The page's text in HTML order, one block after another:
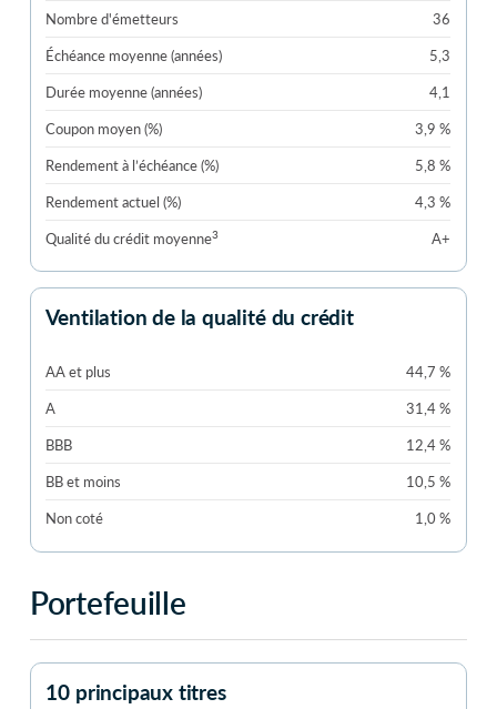
Nombre d'émetteurs
36
Échéance moyenne (années)
5,3
Durée moyenne (années)
4,1
Coupon moyen (%)
3,9 %
Rendement à l’échéance (%)
5,8 %
Rendement actuel (%)
4,3 %
Qualité du crédit moyenne3 A+
Ventilation de la qualité du crédit
AA et plus
44,7 %
A
31,4 %
BBB
12,4 %
BB et moins
10,5 %
Non coté
1,0 %
Portefeuille
10 principaux titres